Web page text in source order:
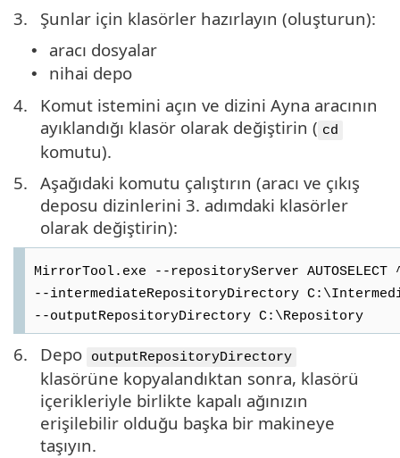
3.
Şunlar için klasörler hazırlayın (oluşturun):
• aracı dosyalar
•
nihai depo
4.
Komut istemini açın ve dizini Ayna aracının
ayıklandığı klasör olarak değiştirin ( cd
komutu).
5. Aşağıdaki komutu çalıştırın (aracı ve çıkış
deposu dizinlerini 3. adımdaki klasörler
olarak değiştirin):
MirrorTool.exe --repositoryServer AUTOSELECT
--intermediateRepositoryDirectory
--outputRepositoryDirectory C:\Repository
6. Depo outputRepositoryDirectory
klasörüne kopyalandıktan sonra, klasörü
içerikleriyle birlikte kapalı ağınızın
erişilebilir olduğu başka bir makineye
taşıyın.